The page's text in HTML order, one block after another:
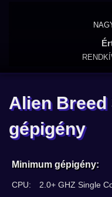
Alien Breed
gépigény
Minimum gépigény:
CPU:
2.0+ GHZ Single